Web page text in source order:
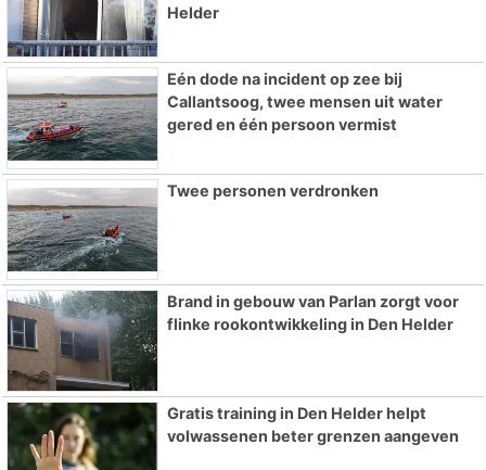
Helder
Eén dode na incident op zee bij
Callantsoog, twee mensen uit water
gered en één persoon vermist
Twee personen verdronken
Brand in gebouw van Parlan zorgt voor
flinke rookontwikkeling in Den Helder
Gratis training in Den Helder helpt
volwassenen beter grenzen aangeven